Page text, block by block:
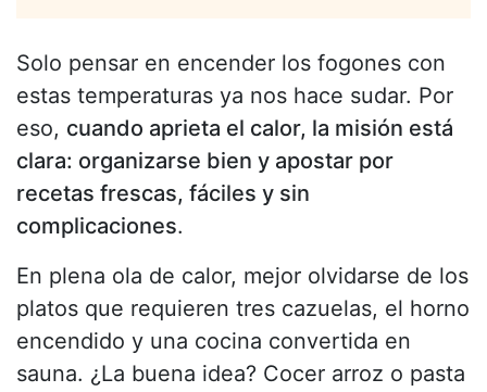
Solo pensar en encender los fogones con
estas temperaturas ya nos hace sudar. Por
eso, cuando aprieta el calor, la misión está
clara: organizarse bien y apostar por
recetas frescas, fáciles y sin
complicaciones.
En plena ola de calor, mejor olvidarse de los
platos que requieren tres cazuelas, el horno
encendido y una cocina convertida en
sauna. ¿La buena idea? Cocer arroz o pasta